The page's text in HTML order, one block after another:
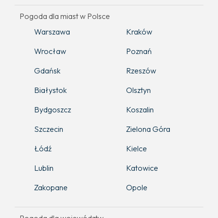
Pogoda dla miast w Polsce
Warszawa
Kraków
Wrocław
Poznań
Gdańsk
Rzeszów
Białystok
Olsztyn
Bydgoszcz
Koszalin
Szczecin
Zielona Góra
Łódź
Kielce
Lublin
Katowice
Zakopane
Opole